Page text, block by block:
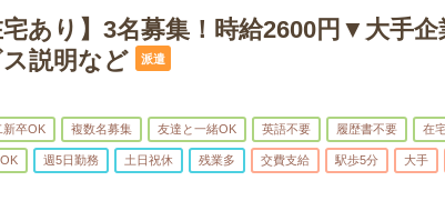
宅あり】3名募集！時給2600円▼大手企
説明など
派遣
新卒OK 複数名募集 友達と一緒OK 英語不要 履歴書不要 在
週5日勤務 土日祝休 残業多 交費支給 駅歩5分 大手